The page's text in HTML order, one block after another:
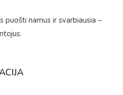
namus ir svarbiausia –